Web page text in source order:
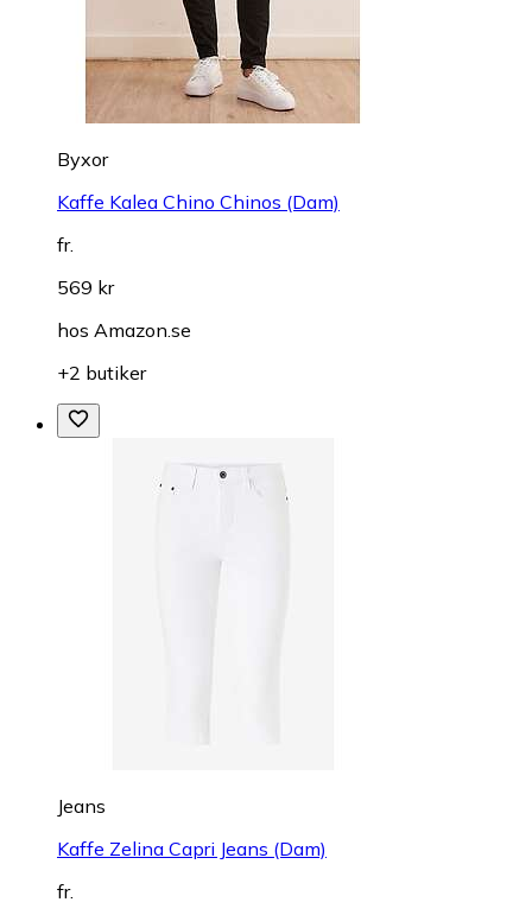
Byxor
Kaffe Kalea Chino Chinos (Dam)
fr.
569 kr
hos Amazon.se
+2 butiker
Jeans
Kaffe Zelina Capri Jeans (Dam)
fr.